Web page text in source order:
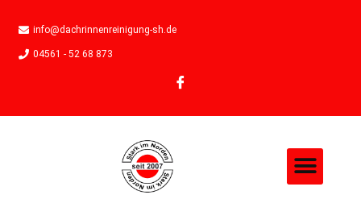
info@dachrinnenreinigung-sh.de
04561 - 52 68 873